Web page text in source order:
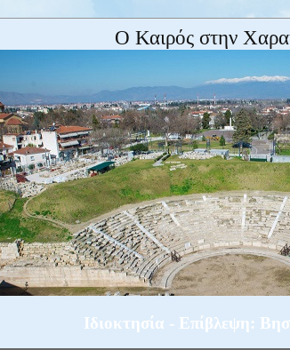
Ο Καιρός στην
Ιδιοκτησία - Επίβλεψη: